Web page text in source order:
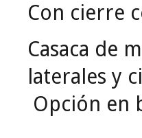
Con cierre
Casaca de
laterales y
Opción en